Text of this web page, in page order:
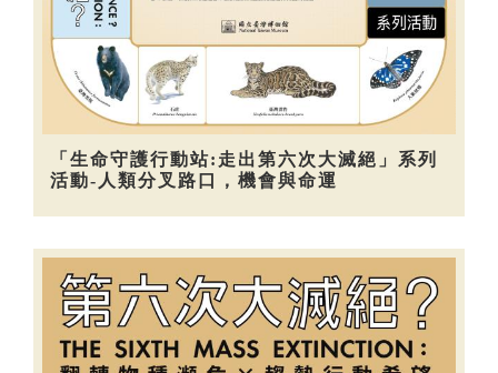
「生命守護行動站:走出第六次大滅絕」系列
活動-人類分叉路口，機會與命運